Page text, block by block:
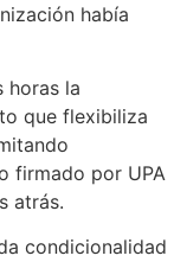
había
horas la
que flexibiliza
firmado por UPA
atrás.
condicionalidad